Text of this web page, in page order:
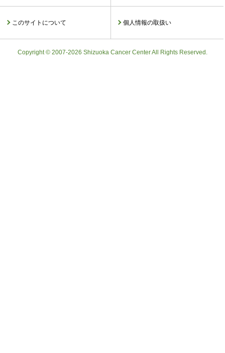
このサイトについて 個人情報の取扱い
Copyright © 2007-2026 Shizuoka Cancer Center All Rights Reserved.